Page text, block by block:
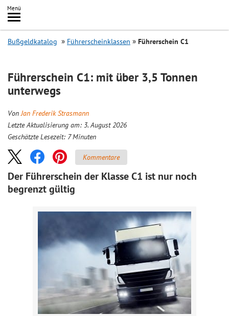
Inhalt
springen
Menü
Search
Bußgeldkatalog Führerscheinklassen Führerschein C1
Führerschein C1: mit über 3,5 Tonnen
unterwegs
VonJan Frederik Strasmann
Letzte Aktualisierung am: 3. August 2026
Geschätzte Lesezeit: 7 Minuten
Kommentare
Der Führerschein der Klasse C1 ist nur noch
begrenzt gültig